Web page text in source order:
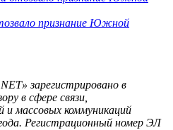
признание Южной
зарегистрировано в
в сфере связи,
и массовых коммуникаций
Регистрационный номер ЭЛ